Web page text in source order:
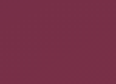
« Unable to detect
Studio où trouver
». Sinon allez